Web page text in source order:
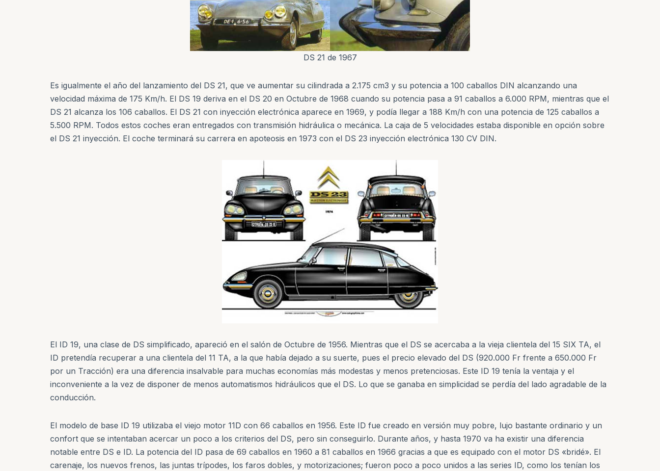
DS 21 de 1967
Es igualmente el año del lanzamiento del DS 21, que ve aumentar su cilindrada a 2.175 cm3 y su potencia a 100 caballos DIN alcanzando una
velocidad máxima de 175 Km/h. El DS 19 deriva en el DS 20 en Octubre de 1968 cuando su potencia pasa a 91 caballos a 6.000 RPM, mientras que el
DS 21 alcanza los 106 caballos. El DS 21 con inyección electrónica aparece en 1969, y podía llegar a 188 Km/h con una potencia de 125 caballos a
5.500 RPM. Todos estos coches eran entregados con transmisión hidráulica o mecánica. La caja de 5 velocidades estaba disponible en opción sobre
el DS 21 inyección. El coche terminará su carrera en apoteosis en 1973 con el DS 23 inyección electrónica 130 CV DIN.
El ID 19, una clase de DS simplificado, apareció en el salón de Octubre de 1956. Mientras que el DS se acercaba a la vieja clientela del 15 SIX TA, el
ID pretendía recuperar a una clientela del 11 TA, a la que había dejado a su suerte, pues el precio elevado del DS (920.000 Fr frente a 650.000 Fr
por un Tracción) era una diferencia insalvable para muchas economías más modestas y menos pretenciosas. Este ID 19 tenía la ventaja y el
inconveniente a la vez de disponer de menos automatismos hidráulicos que el DS. Lo que se ganaba en simplicidad se perdía del lado agradable de la
conducción.
El modelo de base ID 19 utilizaba el viejo motor 11D con 66 caballos en 1956. Este ID fue creado en versión muy pobre, lujo bastante ordinario y un
confort que se intentaban acercar un poco a los criterios del DS, pero sin conseguirlo. Durante años, y hasta 1970 va ha existir una diferencia
notable entre DS e ID. La potencia del ID pasa de 69 caballos en 1960 a 81 caballos en 1966 gracias a que es equipado con el motor DS «bridé». El
carenaje, los nuevos frenos, las juntas trípodes, los faros dobles, y motorizaciones; fueron poco a poco unidos a las series ID, como los tenían los